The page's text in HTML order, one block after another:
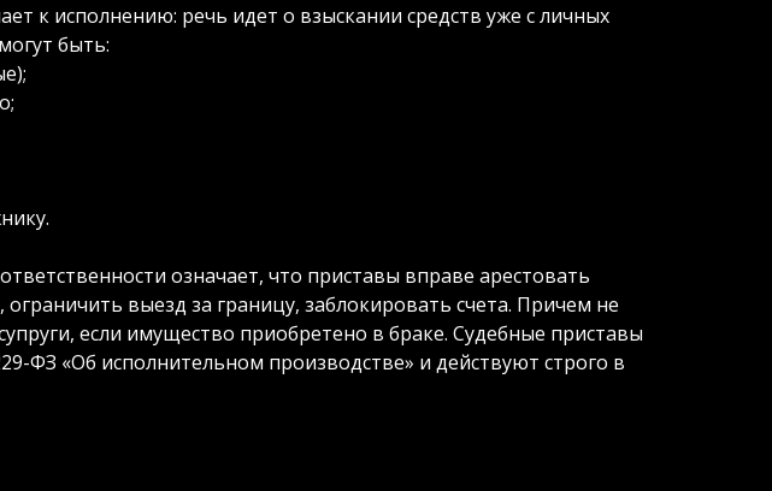
к исполнению: речь идет о взыскании средств уже с личных
быть:
означает, что приставы вправе арестовать
выезд за границу, заблокировать счета. Причем не
если имущество приобретено в браке. Судебные приставы
ФЗ «Об исполнительном производстве» и действуют строго в